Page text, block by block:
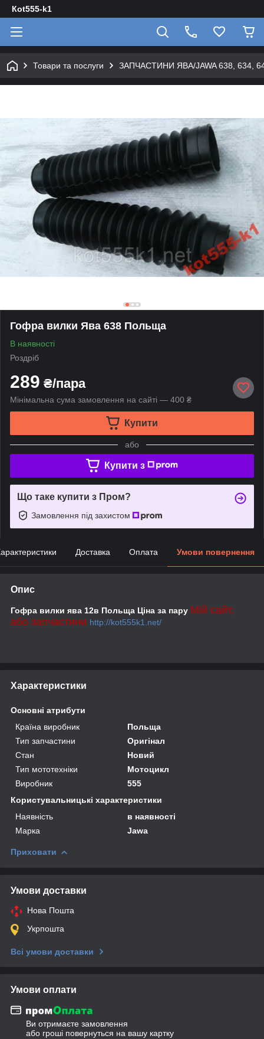
Кot555-k1
Товари та послуги ЗАПЧАСТИНИ ЯВА/JAWA 638, 634,
Гофра вилки Ява 638 Польща
В наявності
Роздріб
289 ₴/пара
Мінімальна сума замовлення на сайті — 400 ₴
Купити
або
Купити з
Що таке купити з Пром?
Замовлення під захистом
Доставка Оплата Умови повернення
Опис
Гофра вилки ява 12в Польща Ціна за пару Мій сайт,
або запчастини http://kot555k1.net/
Характеристики
Основні атрибути
Країна виробник
Польща
Тип запчастини
Оригінал
Стан
Новий
Тип мототехніки
Мотоцикл
Виробник
555
Користувальницькі характеристики
Наявність
в наявності
Марка
Jawa
Приховати
Умови доставки
Нова Пошта
Укрпошта
Всі умови доставки
Умови оплати
Ви отримаєте замовлення
або гроші повернуться на вашу картку